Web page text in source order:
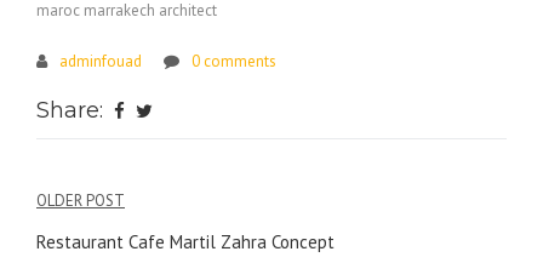
adminfouad 0 comments
Share:
Navigation
de
OLDER POST
Restaurant Cafe Martil Zahra Concept